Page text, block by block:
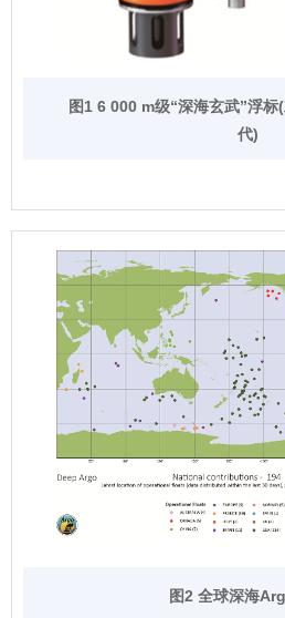
图1 6 000 m级“深海玄武”浮
代)
图2 全球深海